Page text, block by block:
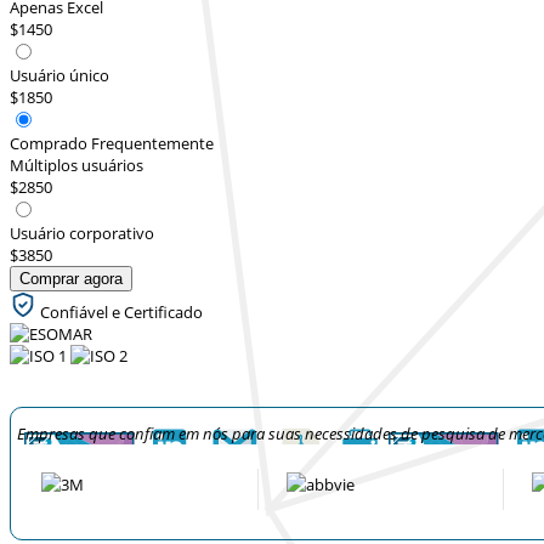
Apenas Excel
$1450
Usuário único
$1850
Comprado Frequentemente
Múltiplos usuários
$2850
Usuário corporativo
$3850
Comprar agora
Confiável e Certificado
Empresas que confiam em nós para suas necessidades de pesquisa de